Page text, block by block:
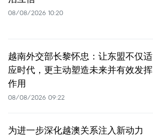
08/08/2026 10:20
越南外交部长黎怀忠：让东盟不仅适
应时代，更主动塑造未来并有效发挥
作用
08/08/2026 09:22
为进一步深化越澳关系注入新动力